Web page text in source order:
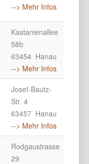
--> Mehr Infos
Kastanienallee
58b
63454 Hanau
--> Mehr Infos
Josef-Bautz-
Str. 4
63457 Hanau
--> Mehr Infos
Rodgaustrasse
29